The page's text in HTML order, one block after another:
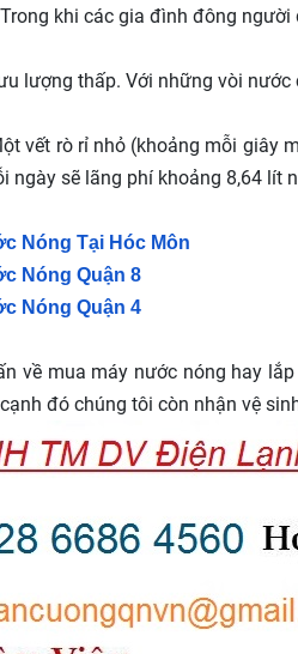
khi các gia đình đông
lượng thấp. Với những vòi
vết rò rỉ nhỏ (khoảng mỗi giây
ngày sẽ lãng phí khoảng 8,64
Nóng Tại Hóc Môn
Nóng Quận 8
Nóng Quận 4
về mua máy nước nóng hay
đó chúng tôi còn nhận vệ